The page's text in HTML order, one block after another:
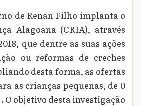
de Renan Filho implanta o
Alagoana (CRIA), através
que dentre as suas ações
ou reformas de creches
desta forma, as ofertas
as crianças pequenas, de 0
O objetivo desta investigação